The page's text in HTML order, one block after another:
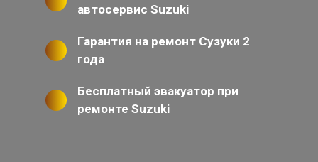
автосервис Suzuki
Гарантия на ремонт Сузуки 2
года
Бесплатный эвакуатор при
ремонте Suzuki